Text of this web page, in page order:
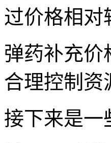
过价格相对
弹药补充价
合理控制资
接下来是一